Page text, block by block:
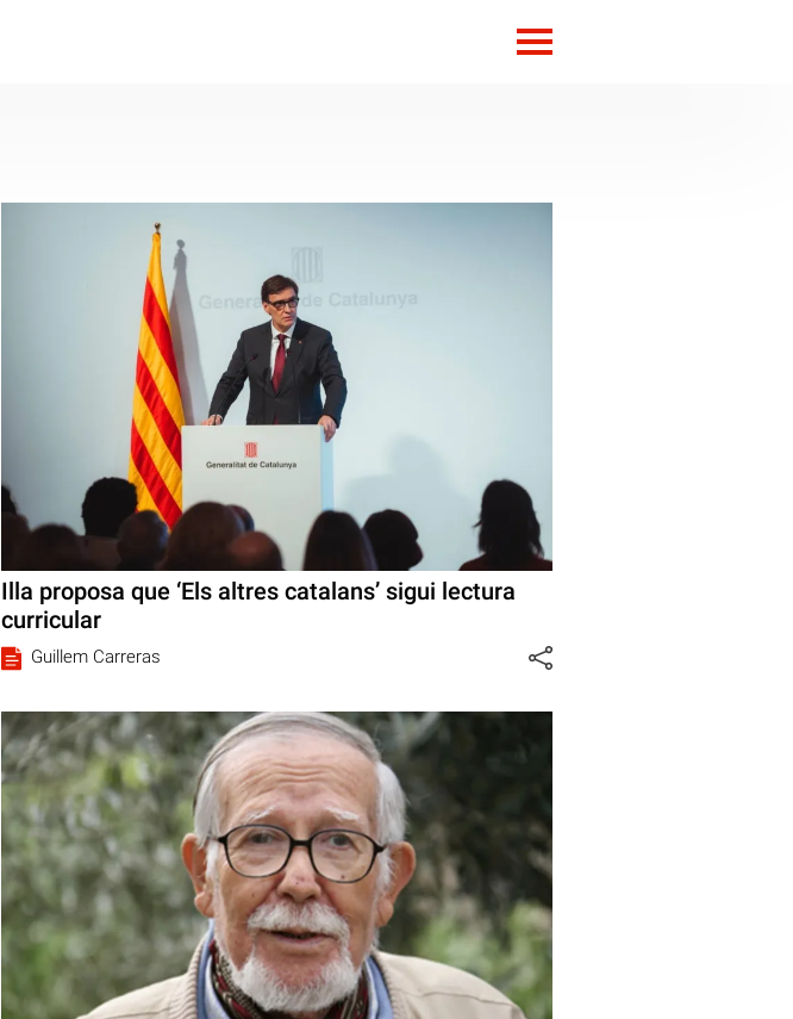
Illa proposa que ‘Els altres catalans’ sigui lectura
curricular
Guillem Carreras